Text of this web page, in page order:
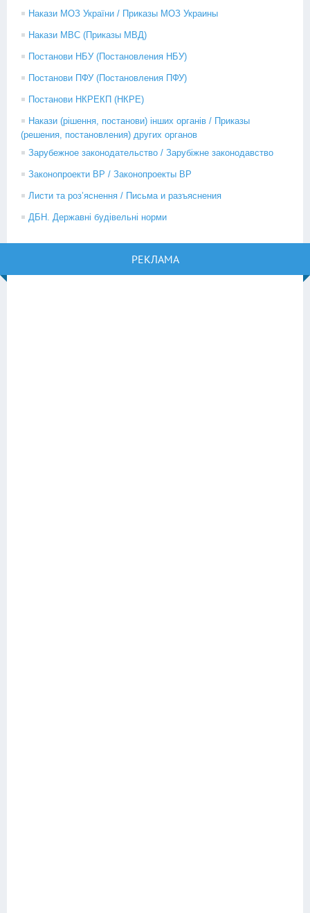
Накази МОЗ України / Приказы МОЗ Украины
Накази МВС (Приказы МВД)
Постанови НБУ (Постановления НБУ)
Постанови ПФУ (Постановления ПФУ)
Постанови НКРЕКП (НКРЕ)
Накази (рішення, постанови) інших органів / Приказы
(решения, постановления) других органов
Зарубежное законодательство / Зарубіжне законодавство
Законопроекти ВР / Законопроекты ВР
Листи та роз’яснення / Письма и разъяснения
ДБН. Державні будівельні норми
РЕКЛАМА